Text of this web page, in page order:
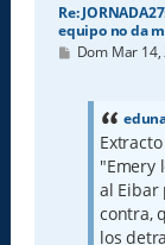
Re:
equipo no da
M
Dom Mar
"Emery
al Eibar
contra,
los